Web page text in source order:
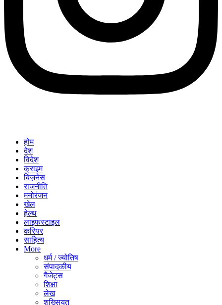
होम
देश
विदेश
क्राइम
बिज़नेस
राजनीति
मनोरंजन
खेल
हेल्थ
लाइफस्टाइल
करियर
साहित्य
More
धर्म / ज्योतिष
संपादकीय
गैजेट्स
शिक्षा
लेख
शख्सियत